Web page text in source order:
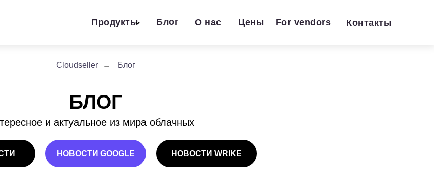
Продукты О нас For vendors Контакты
Цены
Блог
Cloudseller → Блог
НОВОСТИ GOOGLE
БЛОГ
НОВОСТИ WRIKE
и актуальное из мира облачных